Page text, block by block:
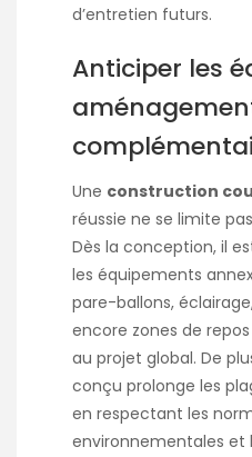
d’entretien futurs.
Anticiper les
Une construction
réussie ne se limite
Dès la conception, il
les équipements
pare-ballons,
encore zones de
au projet global. De
conçu prolonge les
en respectant les
environnementales et